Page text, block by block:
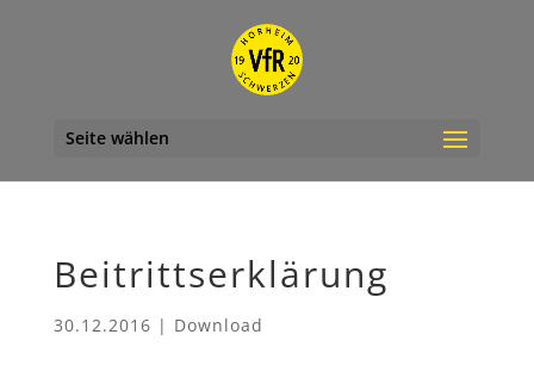
Seite wählen
Beitrittserklärung
30.12.2016 | Download